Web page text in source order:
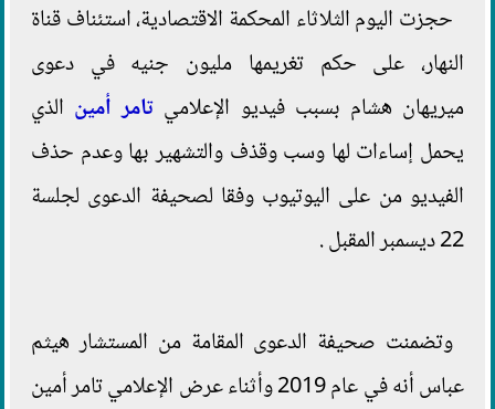
حجزت اليوم الثلاثاء المحكمة الاقتصادية، استئناف قناة
النهار، على حكم تغريمها مليون جنيه في دعوى
ميريهان هشام بسبب فيديو الإعلامي تامر أمين الذي
يحمل إساءات لها وسب وقذف والتشهير بها وعدم حذف
الفيديو من على اليوتيوب وفقا لصحيفة الدعوى لجلسة
22 ديسمبر المقبل .
وتضمنت صحيفة الدعوى المقامة من المستشار هيثم
عباس أنه في عام 2019 وأثناء عرض الإعلامي تامر أمين